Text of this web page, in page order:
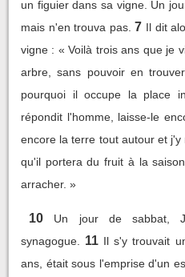
un figuier dans sa vigne. Un
mais n'en trouva pas. 7 Il dit
vigne : « Voilà trois ans que je
arbre, sans pouvoir en
pourquoi il occupe la place
répondit l'homme, laisse-le
encore la terre tout autour et j'y
qu'il portera du fruit à la
arracher. »
10
Un jour de sabbat,
synagogue.
11 Il s'y trouvait
ans, était sous l'emprise d'un